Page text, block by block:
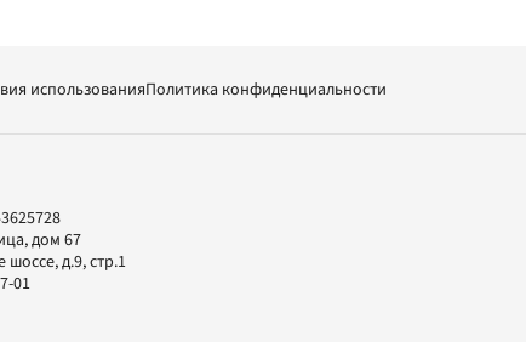
использованияПолитика конфиденциальности
дом 67
шоссе, д.9, стр.1
01